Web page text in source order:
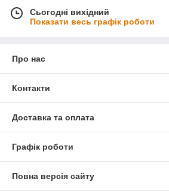
Сьогодні вихідний
Показати весь графік роботи
Про нас
Контакти
Доставка та оплата
Графік роботи
Повна версія сайту